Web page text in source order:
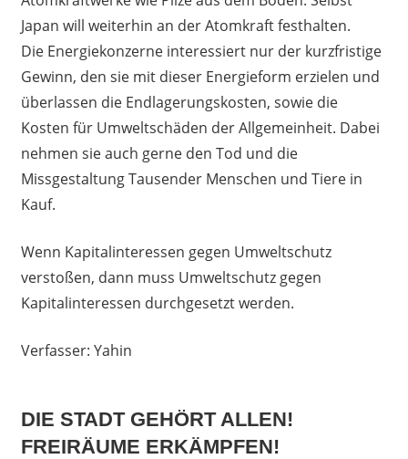
Japan will weiterhin an der Atomkraft festhalten.
Die Energiekonzerne interessiert nur der kurzfristige
Gewinn, den sie mit dieser Energieform erzielen und
überlassen die Endlagerungskosten, sowie die
Kosten für Umweltschäden der Allgemeinheit. Dabei
nehmen sie auch gerne den Tod und die
Missgestaltung Tausender Menschen und Tiere in
Kauf.
Wenn Kapitalinteressen gegen Umweltschutz
verstoßen, dann muss Umweltschutz gegen
Kapitalinteressen durchgesetzt werden.
Verfasser: Yahin
DIE STADT GEHÖRT ALLEN!
FREIRÄUME ERKÄMPFEN!